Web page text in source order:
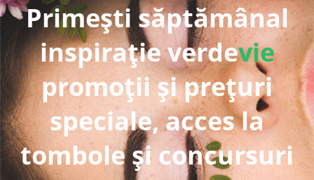
Primești săptămânal
inspirație verdevie
promoții și prețuri
speciale, acces la
tombole și concursuri